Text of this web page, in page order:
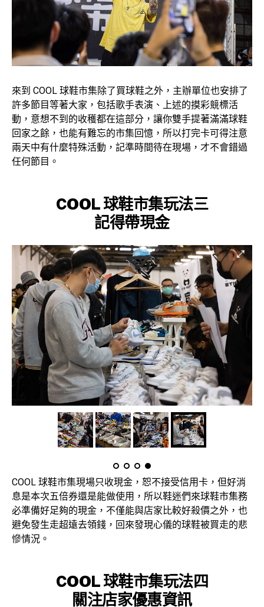
來到 COOL 球鞋市集除了買球鞋之外，主辦單位也安排了
許多節目等著大家，包括歌手表演、上述的摸彩競標活
動，意想不到的收穫都在這部分，讓你雙手提著滿滿球鞋
回家之餘，也能有難忘的市集回憶，所以打完卡可得注意
兩天中有什麼特殊活動，記準時間待在現場，才不會錯過
任何節目。
COOL 球鞋市集玩法三
記得帶現金
COOL 球鞋市集現場只收現金，恕不接受信用卡，但好消
息是本次五倍券還是能做使用，所以鞋迷們來球鞋市集務
必準備好足夠的現金，不僅能與店家比較好殺價之外，也
避免發生走超遠去領錢，回來發現心儀的球鞋被買走的悲
慘情況。
COOL 球鞋市集玩法四
關注店家優惠資訊